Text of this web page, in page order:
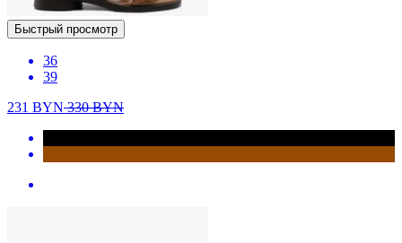
Быстрый просмотр
36
39
231 BYN330BYN